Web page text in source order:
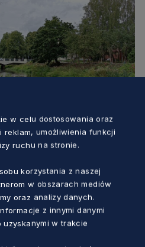
place zabaw…
3 lata temu
w celu dostosowania oraz
umożliwienia funkcji
ruchu na stronie.
korzystania z naszej
w obszarach mediów
oraz analizy danych.
z innymi danymi
uzyskanymi w trakcie